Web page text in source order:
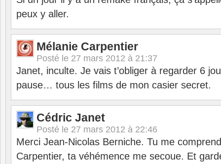
peux y aller.
Mélanie Carpentier
Posté le 27 mars 2012 à 21:37
Janet, inculte. Je vais t’obliger à regarder 6
pause… tous les films de mon casier secret.
Cédric Janet
Posté le 27 mars 2012 à 22:46
Merci Jean-Nicolas Berniche. Tu me
Carpentier, ta véhémence me secoue. Et